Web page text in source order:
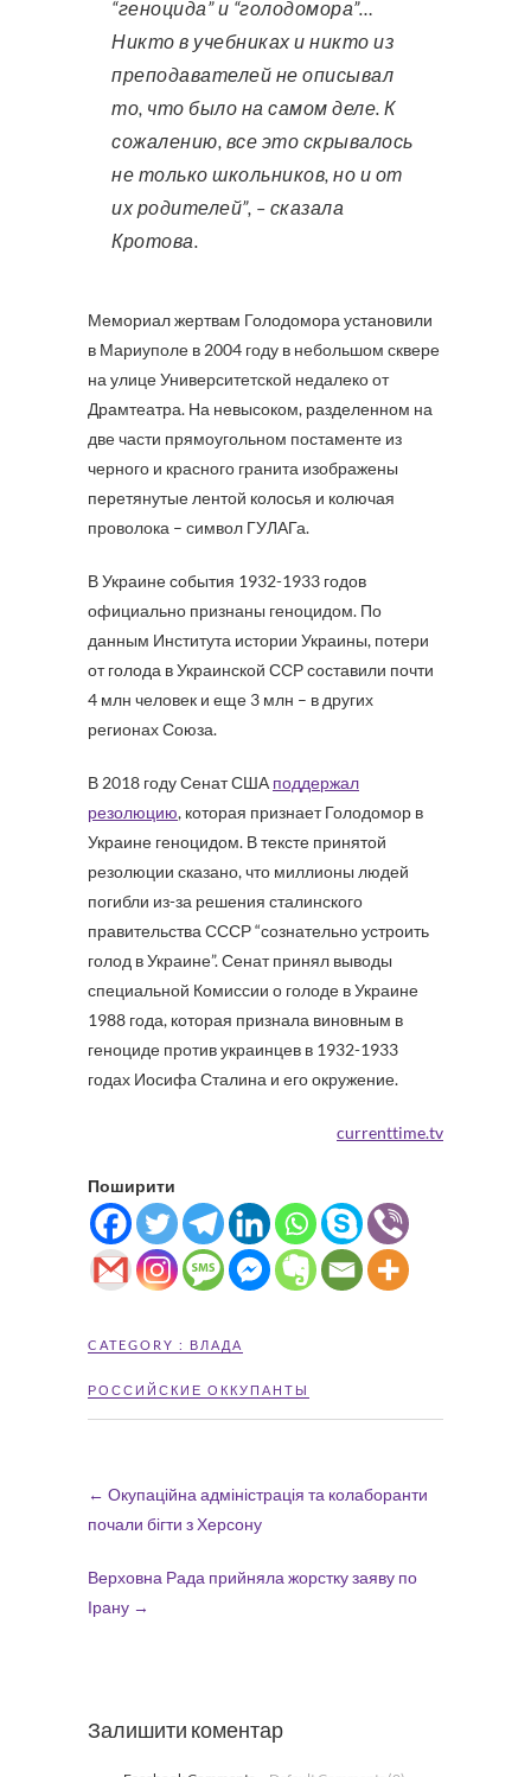
“геноцида” и “голодомора”…
Никто в учебниках и никто из
преподавателей не описывал
то, что было на самом деле. К
сожалению, все это скрывалось
не только школьников, но и от
их родителей”, – сказала
Кротова.
Мемориал жертвам Голодомора установили
в Мариуполе в 2004 году в небольшом сквере
на улице Университетской недалеко от
Драмтеатра. На невысоком, разделенном на
две части прямоугольном постаменте из
черного и красного гранита изображены
перетянутые лентой колосья и колючая
проволока – символ ГУЛАГа.
В Украине события 1932-1933 годов
официально признаны геноцидом. По
данным Института истории Украины, потери
от голода в Украинской ССР составили почти
4 млн человек и еще 3 млн – в других
регионах Союза.
В 2018 году Сенат США поддержал
резолюцию, которая признает Голодомор в
Украине геноцидом. В тексте принятой
резолюции сказано, что миллионы людей
погибли из-за решения сталинского
правительства СССР “сознательно устроить
голод в Украине”. Сенат принял выводы
специальной Комиссии о голоде в Украине
1988 года, которая признала виновным в
геноциде против украинцев в 1932-1933
годах Иосифа Сталина и его окружение.
currenttime.tv
Поширити
CATEGORY : ВЛАДА
РОССИЙСКИЕ ОККУПАНТЫ
← Окупаційна адміністрація та колаборанти
почали бігти з Херсону
Верховна Рада прийняла жорстку заяву по
Ірану →
Залишити коментар